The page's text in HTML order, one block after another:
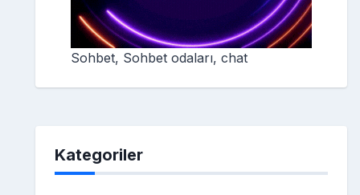
Sohbet, Sohbet odaları, chat
Kategoriler